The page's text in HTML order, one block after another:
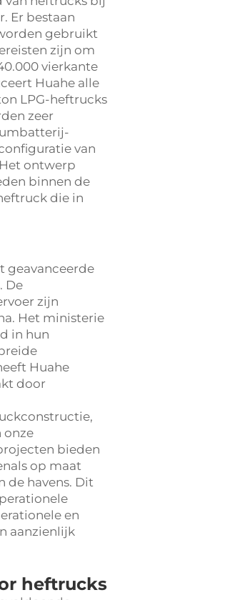
Er bestaan
gebruikt
zijn om
vierkante
Huahe alle
LPG-heftrucks
zeer
van
ontwerp
binnen de
die in
geavanceerde
De
zijn
Het ministerie
in hun
Huahe
door
onze
bieden
op maat
de havens. Dit
en
aanzienlijk
heftrucks